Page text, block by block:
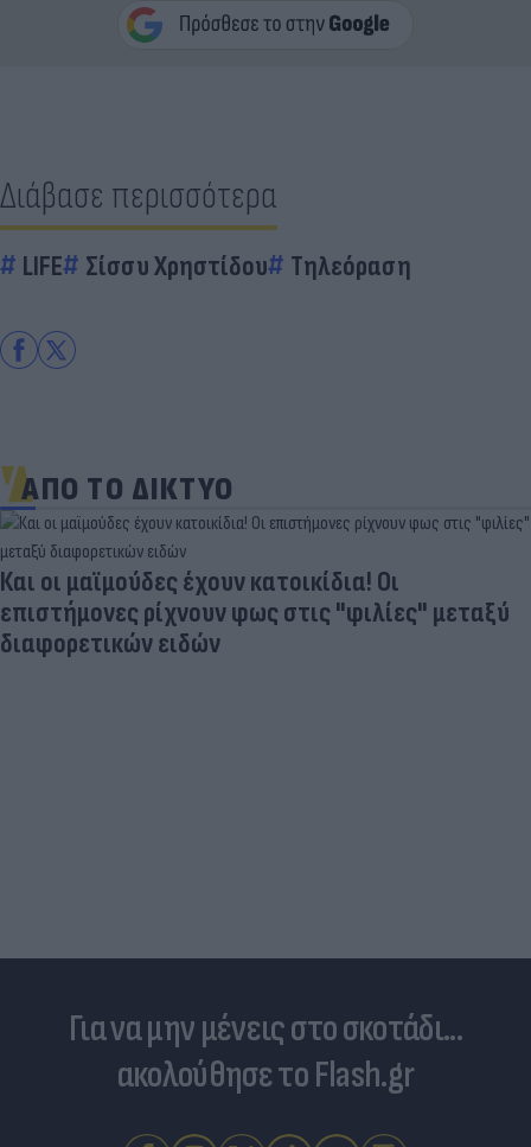
Διάβασε περισσότερα
LIFE Σίσσυ Χρηστίδου Τηλεόραση
ΑΠΟ ΤΟ ΔΙΚΤΥΟ
Για να μην μένεις στο σκοτάδι...
ακολούθησε το Flash.gr